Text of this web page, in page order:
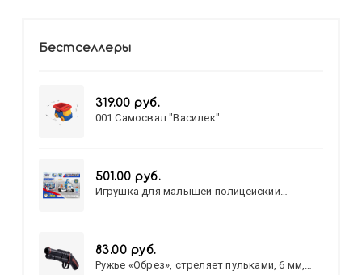
Бестселлеры
319.00 руб.
001 Самосвал "Василек"
501.00 руб.
Игрушка для малышей полицейский
83.00 руб.
Ружье «Обрез», стреляет пульками, 6 мм,